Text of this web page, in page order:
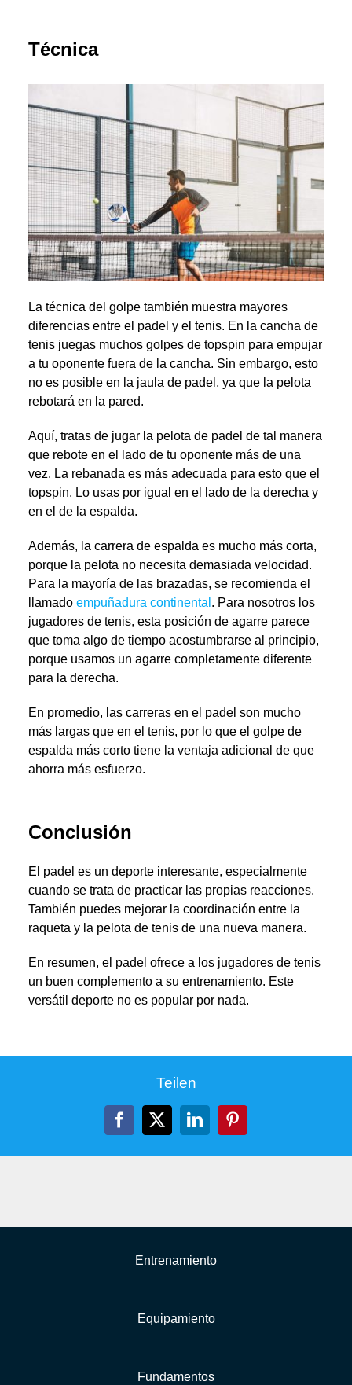
Técnica
La técnica del golpe también muestra mayores
diferencias entre el padel y el tenis. En la cancha de
tenis juegas muchos golpes de topspin para empujar
a tu oponente fuera de la cancha. Sin embargo, esto
no es posible en la jaula de padel, ya que la pelota
rebotará en la pared.
Aquí, tratas de jugar la pelota de padel de tal manera
que rebote en el lado de tu oponente más de una
vez. La rebanada es más adecuada para esto que el
topspin. Lo usas por igual en el lado de la derecha y
en el de la espalda.
Además, la carrera de espalda es mucho más corta,
porque la pelota no necesita demasiada velocidad.
Para la mayoría de las brazadas, se recomienda el
llamado empuñadura continental . Para nosotros los
jugadores de tenis, esta posición de agarre parece
que toma algo de tiempo acostumbrarse al principio,
porque usamos un agarre completamente diferente
para la derecha.
En promedio, las carreras en el padel son mucho
más largas que en el tenis, por lo que el golpe de
espalda más corto tiene la ventaja adicional de que
ahorra más esfuerzo.
Conclusión
El padel es un deporte interesante, especialmente
cuando se trata de practicar las propias reacciones.
También puedes mejorar la coordinación entre la
raqueta y la pelota de tenis de una nueva manera.
En resumen, el padel ofrece a los jugadores de tenis
un buen complemento a su entrenamiento. Este
versátil deporte no es popular por nada.
Teilen
Facebook
X LinkedInPinterest
Entrenamiento
Equipamiento
Fundamentos